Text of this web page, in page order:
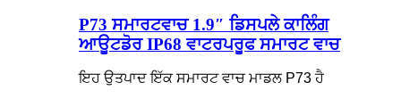
P73 ਸਮਾਰਟਵਾਚ 1.9″ ਡਿਸਪਲੇ ਕਾਲਿੰਗ
ਆਊਟਡੋਰ IP68 ਵਾਟਰਪਰੂਫ ਸਮਾਰਟ ਵਾਚ
ਇਹ ਉਤਪਾਦ ਇੱਕ ਸਮਾਰਟ ਵਾਚ ਮਾਡਲ P73 ਹੈ